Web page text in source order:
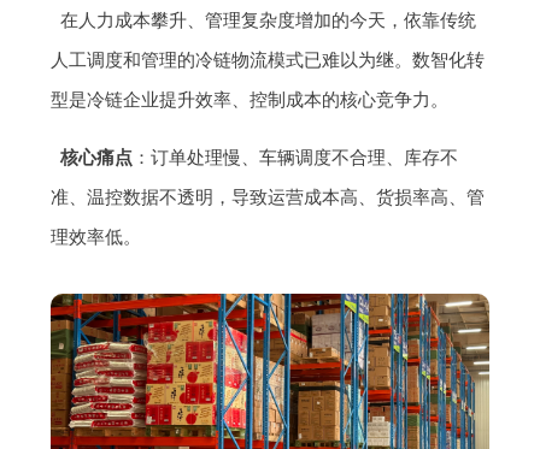
在人力成本攀升、管理复杂度增加的今天，依靠传统
人工调度和管理的冷链物流模式已难以为继。数智化转
型是冷链企业提升效率、控制成本的核心竞争力。
核心痛点：订单处理慢、车辆调度不合理、库存不
准、温控数据不透明，导致运营成本高、货损率高、管
理效率低。